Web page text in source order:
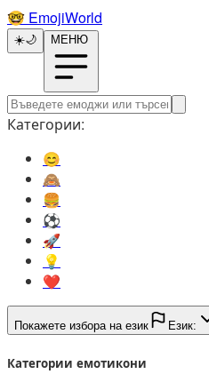
🤓️ EmojiWorld
☀️🌙 МЕНЮ
Категории:
😊️
🙈️
🍔️
⚽️
🚀️
💡️
❤️
Покажете избора на език Език:
Категории емотикони